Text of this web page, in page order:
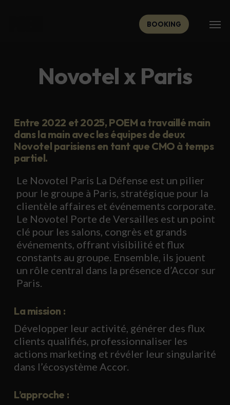
BOOKING
Novotel x Paris
Entre 2022 et 2025, POEM a travaillé main
dans la main avec les équipes de deux
Novotel parisiens en tant que CMO à temps
partiel.
Le Novotel Paris La Défense est un pilier
pour le groupe à Paris, stratégique pour la
clientèle affaires et événements corporate.
Le Novotel Porte de Versailles est un point
clé pour les salons, congrès et grands
événements, offrant visibilité et flux
constants au groupe. Ensemble, ils jouent
un rôle central dans la présence d’Accor sur
Paris.
La mission :
Développer leur activité, générer des flux
clients qualifiés, professionnaliser les
actions marketing et révéler leur singularité
dans l’écosystème Accor.
L’approche :